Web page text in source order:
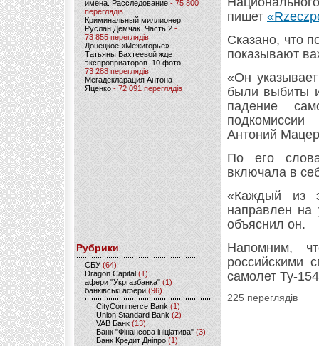
имена. Расследование - 75 800
переглядів
Криминальный миллионер
Руслан Демчак. Часть 2-
73 855 переглядів
Донецкое «Межигорье»
Татьяны Бахтеевой ждет
экспроприаторов. 10 фото -
73 288 переглядів
Мегадекларация Антона
Яценко - 72 091 переглядів
Рубрики
CБУ (64)
Dragon Capital (1)
афери "Укргазбанка" (1)
банківські афери (96)
CityCommerce Bank (1)
Union Standard Bank (2)
VAB Банк (13)
Банк "Фінансова ініціатива" (3)
Банк Кредит Дніпро (1)
пишет
Сказано, что
показывают
«Он
были выбиты
падение
Антоний
По его
включала в
«Каждый из
направлен на
объяснил он.
Напомним,
российскими
самолет Ту-
225 переглядів